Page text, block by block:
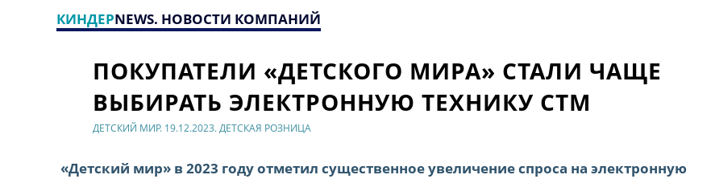
КИНДЕРNEWS. НОВОСТИ КОМПАНИЙ
ПОКУПАТЕЛИ «ДЕТСКОГО МИРА» СТАЛИ ЧАЩЕ
ВЫБИРАТЬ ЭЛЕКТРОННУЮ ТЕХНИКУ СТМ
ДЕТСКИЙ МИР. 19.12.2023. ДЕТСКАЯ РОЗНИЦА
«Детский мир» в 2023 году отметил существенное увеличение спроса на электронную